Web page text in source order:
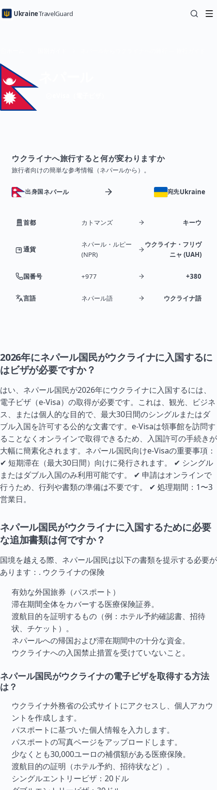
UkraineTravelGuard
ウクライナへ旅行すると何が変わりますか
旅行者向けの簡単な参考情報（ネパールから）。
出身国ネパール 宛先Ukraine
首都 カトマンズ キーウ
通貨
ネパール・ルピー
(NPR)
ウクライナ・フリヴ
ニャ (UAH)
国番号 +977 +380
言語 ネパール語 ウクライナ語
2026年にネパール国民がウクライナに入国するに
はビザが必要ですか？
はい、ネパール国民が2026年にウクライナに入国するには、
電子ビザ（e-Visa）の取得が必要です。これは、観光、ビジネ
ス、または個人的な目的で、最大30日間のシングルまたはダ
ブル入国を許可する公的な文書です。e-Visaは領事館を訪問す
ることなくオンラインで取得できるため、入国許可の手続きが
大幅に簡素化されます。ネパール国民向けe-Visaの重要事項：
✔ 短期滞在（最大30日間）向けに発行されます。 ✔ シングル
またはダブル入国のみ利用可能です。 ✔ 申請はオンラインで
行うため、行列や書類の準備は不要です。 ✔ 処理期間：1〜3
営業日。
ネパール国民がウクライナに入国するために必要
な追加書類は何ですか？
国境を越える際、ネパール国民は以下の書類を提示する必要が
あります：. ウクライナの保険
有効な外国旅券（パスポート）
滞在期間全体をカバーする医療保険証券。
渡航目的を証明するもの（例：ホテル予約確認書、招待
状、チケット）。
ネパールへの帰国および滞在期間中の十分な資金。
ウクライナへの入国禁止措置を受けていないこと。
ネパール国民がウクライナの電子ビザを取得する方法
は？
ウクライナ外務省の公式サイトにアクセスし、個人アカウ
ントを作成します。
パスポートに基づいた個人情報を入力します。
パスポートの写真ページをアップロードします。
少なくとも30,000ユーロの補償額がある医療保険。
渡航目的の証明（ホテル予約、招待状など）。
シングルエントリービザ：20ドル